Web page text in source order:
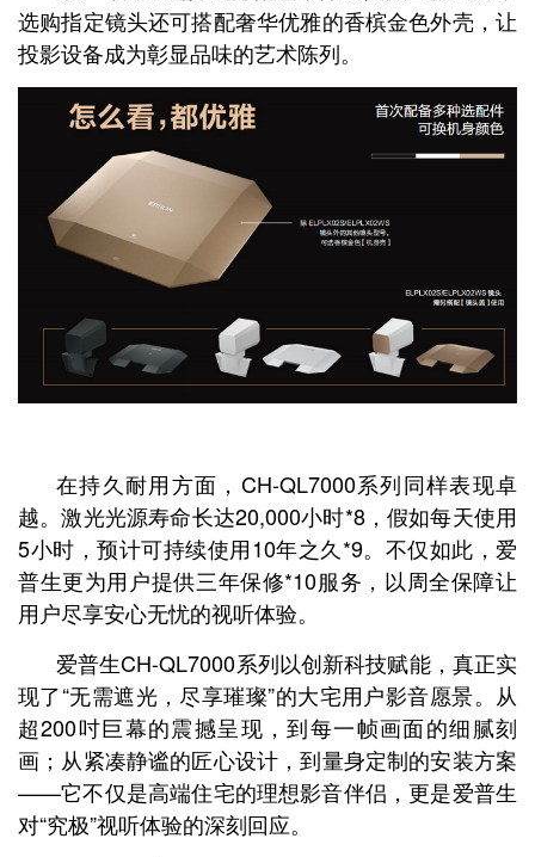
选购指定镜头还可搭配奢华优雅的香槟金色外壳，让
投影设备成为彰显品味的艺术陈列。
在持久耐用方面，CH-QL7000系列同样表现卓
越。激光光源寿命长达20,000小时*8，假如每天使用
5小时，预计可持续使用10年之久*9。不仅如此，爱
普生更为用户提供三年保修*10服务，以周全保障让
用户尽享安心无忧的视听体验。
爱普生CH-QL7000系列以创新科技赋能，真正实
现了“无需遮光，尽享璀璨”的大宅用户影音愿景。从
超200吋巨幕的震撼呈现，到每一帧画面的细腻刻
画；从紧凑静谧的匠心设计，到量身定制的安装方案
——它不仅是高端住宅的理想影音伴侣，更是爱普生
对“究极”视听体验的深刻回应。